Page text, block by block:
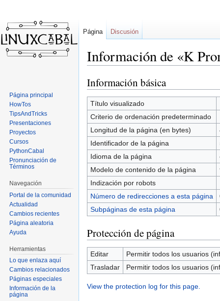
Información de «K
Ir
a
la
navegación
Ir
a
la
búsqueda
Información básica
Título visualizado
Criterio de ordenación predeterminado
Longitud de la página (en bytes)
Identificador de la página
Idioma de la página
Modelo de contenido de la página
Indización por robots
Número de redirecciones a esta página
Subpáginas de esta página
Protección de página
Editar
Permitir todos los usuarios
Trasladar
Permitir todos los usuarios
View the protection log for this page.
Página Discusión
Página principal
HowTos
TipsAndTricks
Presentaciones
Proyectos
Cursos
PythonCabal
Pronunciación de
Términos
Navegación
Portal de la comunidad
Actualidad
Cambios recientes
Página aleatoria
Ayuda
Herramientas
Lo que enlaza aquí
Cambios relacionados
Páginas especiales
Información de la
página